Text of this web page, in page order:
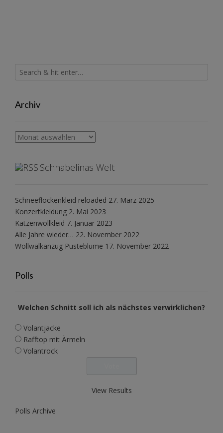
Archiv
Archiv
Schnabelinas Welt
Schneeflockenkleid reloaded 27. März 2025
Konzertkleidung 2. Mai 2023
Katzenwollkleid 7. Januar 2023
Alle Jahre wieder… 22. November 2022
Wollwalkanzug Pusteblume 17. November 2022
Polls
Welchen Schnitt soll ich als nächstes verwirklichen?
Volantjacke
Rafftop mit Ärmeln
Volantrock
View Results
Polls Archive